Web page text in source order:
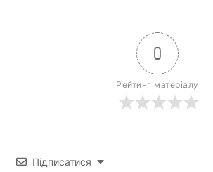
0
Рейтинг матеріалу
Підписатися